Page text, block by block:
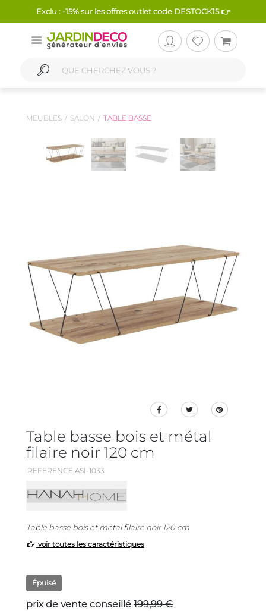
Exclu : -15% sur les offres outlet code DESTOCK15 👉
MEUBLES SALON TABLE BASSE
Table basse bois et métal
filaire noir 120 cm
REFERENCE ASI-1033
Table basse bois et métal filaire noir 120 cm
voir toutes les caractéristiques
Épuisé
prix de vente conseillé 199,99 €